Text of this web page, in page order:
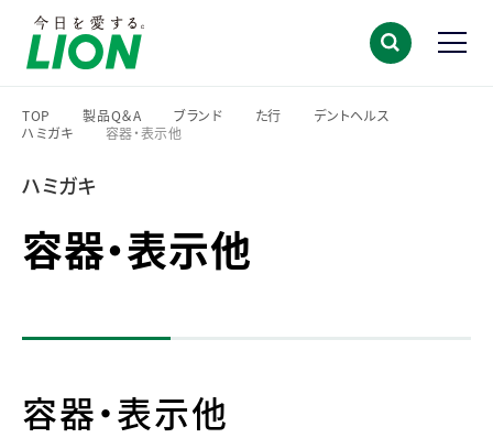
TOP
>
製品Q＆A
>
ブランド
た行
デントヘルス
ハミガキ
容器・表示他
ハミガキ
容器・表示他
容器・表示他